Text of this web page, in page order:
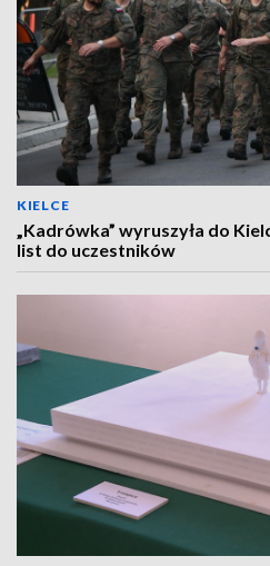
KIELCE
„Kadrówka” wyruszyła do
list do uczestników